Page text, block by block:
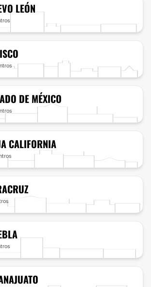
LEÓN
DE MÉXICO
CALIFORNIA